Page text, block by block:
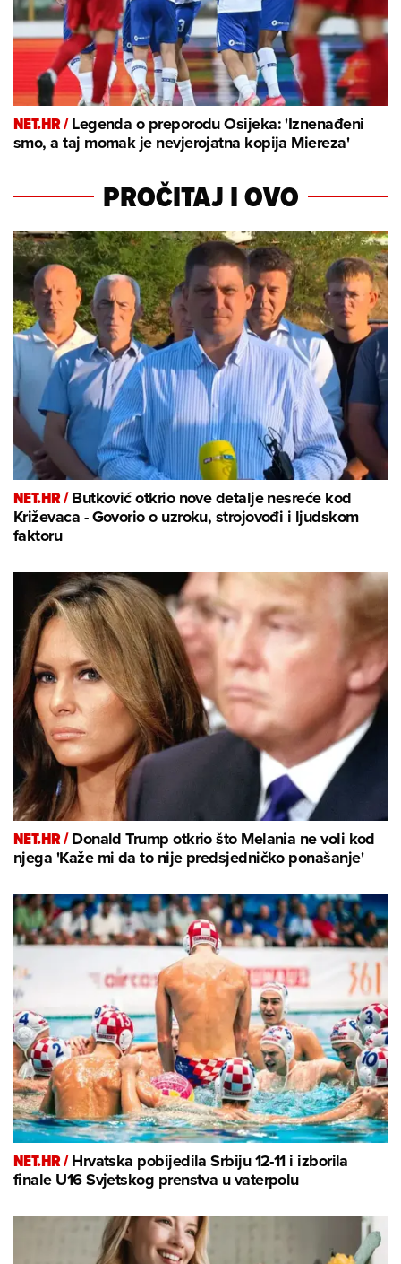
NET.HR /Legenda o preporodu Osijeka: 'Iznenađeni
smo, a taj momak je nevjerojatna kopija Miereza'
PROČITAJ I OVO
NET.HR /Butković otkrio nove detalje nesreće kod
Križevaca - Govorio o uzroku, strojovođi i ljudskom
faktoru
NET.HR /Donald Trump otkrio što Melania ne voli kod
njega 'Kaže mi da to nije predsjedničko ponašanje'
NET.HR /Hrvatska pobijedila Srbiju 12-11 i izborila
finale U16 Svjetskog prenstva u vaterpolu